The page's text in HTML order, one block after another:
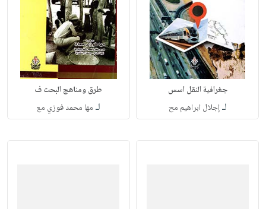
جغرافية النقل اسس
لـإجلال ابراهيم مح
طرق ومناهج البحث ف
لـ مها محمد فوزي مع